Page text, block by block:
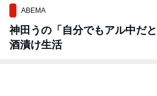
ABEMA
神田うの「自分でもアル中だと
酒漬け生活